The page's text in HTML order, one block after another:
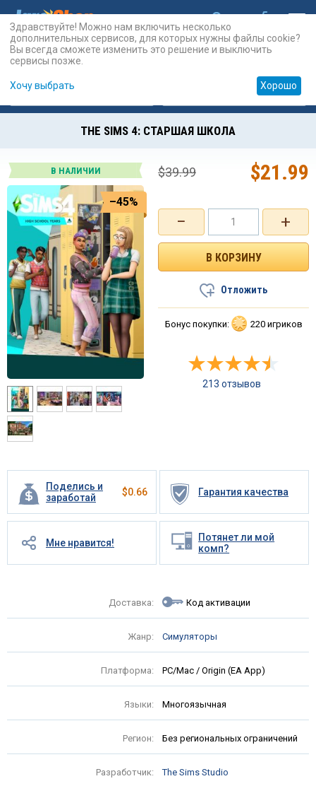
Карты Prepaid
THE SIMS 4: СТАРШАЯ ШКОЛА
В НАЛИЧИИ
–45%
Поделись и
заработай
$0.66 Гарантия качества
Мне нравится!
Потянет ли мой
комп?
Доставка: Код активации
Жанр: Симуляторы
Платформа: PC/Mac / Origin (EA App)
Языки: Многоязычная
Регион: Без региональных ограничений
Разработчик: The Sims Studio
+
−
$21.99
$39.99
Отложить
Бонус покупки: 220 игриков
213 отзывов
Здравствуйте! Можно нам включить несколько
дополнительных сервисов, для которых нужны файлы cookie?
Вы всегда сможете изменить это решение и выключить
сервисы позже.
Хочу выбрать Хорошо